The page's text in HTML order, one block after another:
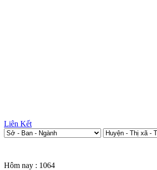
Liên Kết
Hôm nay : 1064